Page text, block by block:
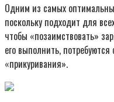
Одним из самых
поскольку подходит для
чтобы «позаимствовать»
его выполнить,
«прикуривания».